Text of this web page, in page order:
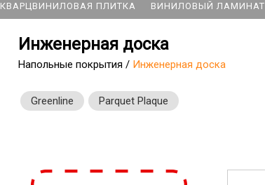
КВАРЦВИНИЛОВАЯ ПЛИТКА ВИНИЛОВЫЙ ЛАМИНАТ
Инженерная доска
Напольные покрытия / Инженерная доска
Greenline Parquet Plaque